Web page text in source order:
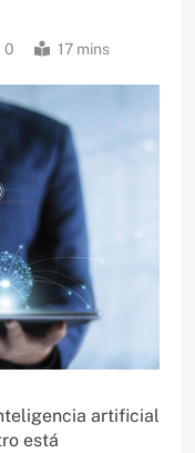
0 17 mins
artificial
está